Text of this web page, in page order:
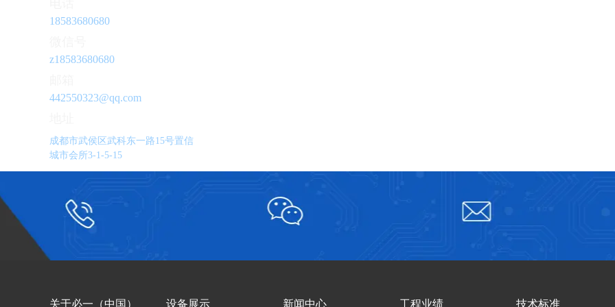
18583680680
z18583680680
442550323@qq.com
成都市武侯区武科东一路15号置信
城市会所3-1-5-15
关于必一（中国） 设备展示 新闻中心 工程业绩 技术标准